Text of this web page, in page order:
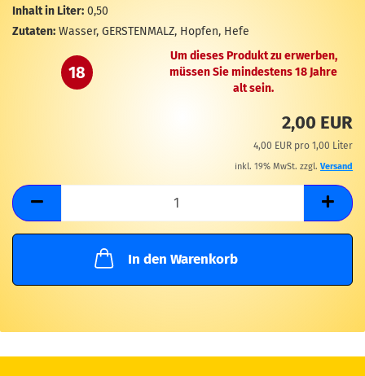
Inhalt in Liter: 0,50
Zutaten: Wasser, GERSTENMALZ, Hopfen, Hefe
18
Um dieses Produkt zu erwerben,
müssen Sie mindestens 18 Jahre
alt sein.
2,00 EUR
4,00 EUR pro 1,00 Liter
inkl. 19% MwSt. zzgl. Versand
In den Warenkorb